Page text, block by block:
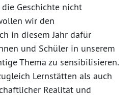
Geschichte nicht
wir den
in diesem Jahr dafür
und Schüler in unserem
Thema zu sensibilisieren.
Lernstätten als auch
Realität und